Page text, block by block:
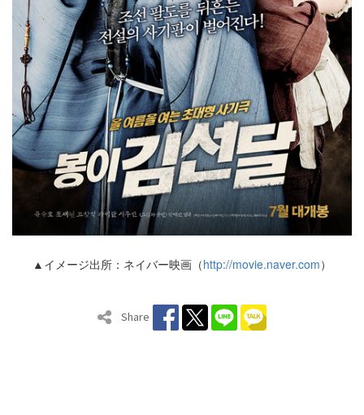
▲イメージ出所：ネイバー映画（http://movie.naver.com）
Share